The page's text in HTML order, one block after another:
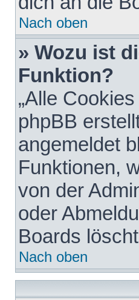
Nach oben
» Wozu ist
Funktion?
„Alle
phpBB
angemeldet
Funktionen,
von der
oder
Boards
Nach oben